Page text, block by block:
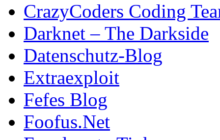
CrazyCoders Coding
Darknet – The Darkside
Datenschutz-Blog
Extraexploit
Fefes Blog
Foofus.Net